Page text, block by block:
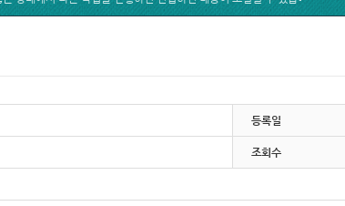
등록일
조회수